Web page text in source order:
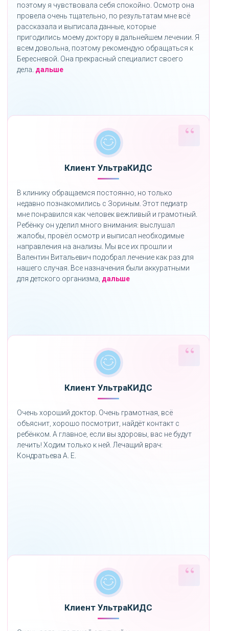
поэтому я чувствовала себя спокойно. Осмотр она
провела очень тщательно, по результатам мне всё
рассказала и выписала данные, которые
пригодились моему доктору в дальнейшем лечении. Я
всем довольна, поэтому рекомендую обращаться к
Бересневой. Она прекрасный специалист своего
дела. дальше«»
Клиент УльтраКИДС
В клинику обращаемся постоянно, но только
недавно познакомились с Зориным. Этот педиатр
мне понравился как человек вежливый и грамотный.
Ребёнку он уделил много внимания: выслушал
жалобы, провёл осмотр и выписал необходимые
направления на анализы. Мы все их прошли и
Валентин Витальевич подобрал лечение как раз для
нашего случая. Все назначения были аккуратными
для детского организма, дальше«»
Клиент УльтраКИДС
Очень хороший доктор. Очень грамотная, всё
объяснит, хорошо посмотрит, найдёт контакт с
ребёнком. А главное, если вы здоровы, вас не будут
лечить! Ходим только к ней. Лечащий врач:
Кондратьева А. Е.
Клиент УльтраКИДС